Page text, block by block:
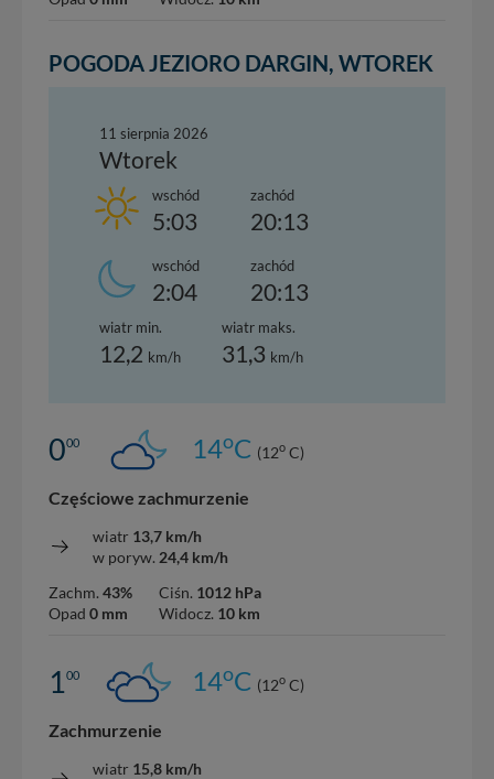
POGODA JEZIORO DARGIN, WTOREK
11 sierpnia 2026
Wtorek
wschód
5:03
zachód
20:13
wschód
2:04
zachód
20:13
wiatr min.
12,2 km/h
wiatr maks.
31,3 km/h
000 14oC (12o C)
Częściowe zachmurzenie
wiatr 13,7 km/h
w poryw. 24,4 km/h
Zachm. 43%
Opad 0 mm
Ciśn. 1012 hPa
Widocz. 10 km
100 14oC (12o C)
Zachmurzenie
wiatr 15,8 km/h